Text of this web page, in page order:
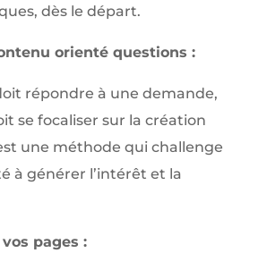
dès le départ.
orienté questions :
répondre à une demande,
se focaliser sur la création
une méthode qui challenge
à générer l’intérêt et la
pages :